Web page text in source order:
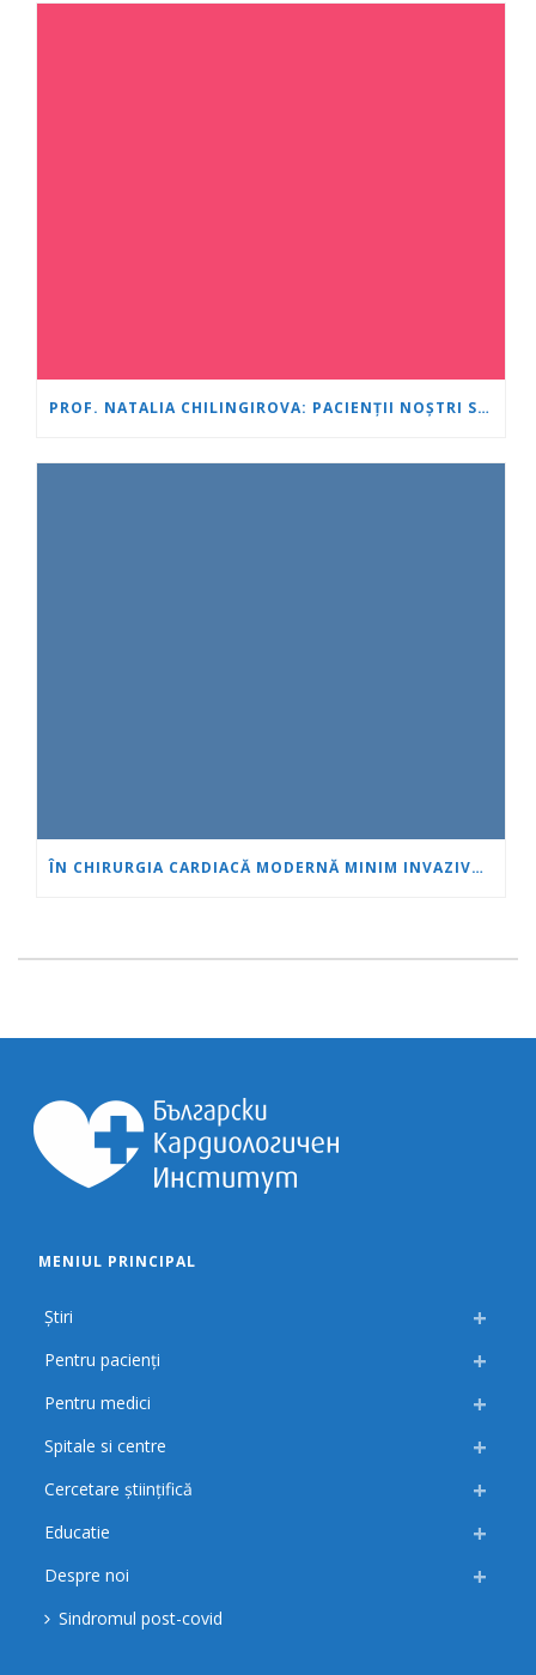
PROF. NATALIA CHILINGIROVA: PACIENȚII NOȘTRI SUNT EROI, IAR NOI ÎI AJUTĂM SĂ FACĂ FAȚĂ MAI RAPID ȘI MAI UȘOR
ÎN CHIRURGIA CARDIACĂ MODERNĂ MINIM INVAZIVĂ, VÂRSTA ESTE DOAR UN NUMĂR
MENIUL PRINCIPAL
Știri
Pentru pacienți
Pentru medici
Spitale si centre
Cercetare științifică
Educatie
Despre noi
Sindromul post-covid